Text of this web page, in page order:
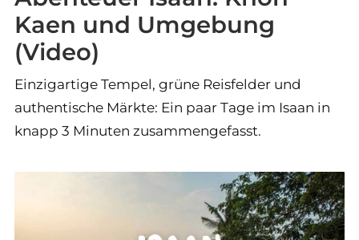
Kaen und Umgebung
(Video)
Einzigartige Tempel, grüne Reisfelder und
authentische Märkte: Ein paar Tage im Isaan in
knapp 3 Minuten zusammengefasst.